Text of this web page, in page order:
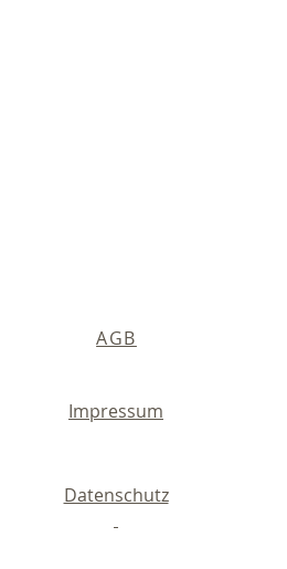
AGB
Impressum
Datenschutz